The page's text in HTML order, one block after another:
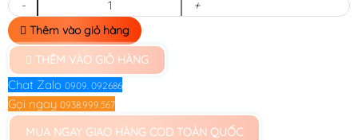
- +
Thêm vào giỏ hàng
THÊM VÀO GIỎ HÀNG
Chat Zalo 0909. 092686
Gọi ngay 0938.999.567
MUA NGAY GIAO HÀNG COD TOÀN QUỐC